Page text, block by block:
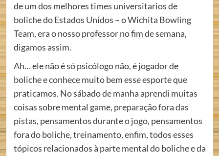
de um dos melhores times universitarios de
boliche do Estados Unidos – o Wichita Bowling
Team, era o nosso professor no fim de semana,
digamos assim.
Ah… ele não é só psicólogo não, é jogador de
boliche e conhece muito bem esse esporte que
praticamos. No sábado de manha aprendi muitas
coisas sobre mental game, preparação fora das
pistas, pensamentos durante o jogo, pensamentos
fora do boliche, treinamento, enfim, todos esses
tópicos relacionados à parte mental do boliche e da